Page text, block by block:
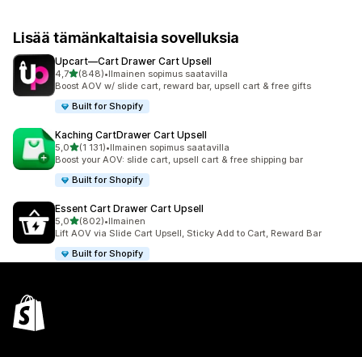
Lisää tämänkaltaisia sovelluksia
Upcart—Cart Drawer Cart Upsell
4,7/ 5 tähteä
(848)
848 arvostelua yhteensä
•Ilmainen sopimus saatavilla
Boost AOV w/ slide cart, reward bar, upsell cart & free gifts
Built for Shopify
Kaching CartDrawer Cart Upsell
5,0/ 5 tähteä
(1 131)
1131 arvostelua yhteensä
•Ilmainen sopimus saatavilla
Boost your AOV: slide cart, upsell cart & free shipping bar
Built for Shopify
Essent Cart Drawer Cart Upsell
5,0/ 5 tähteä
(802)
802 arvostelua yhteensä
•Ilmainen
Lift AOV via Slide Cart Upsell, Sticky Add to Cart, Reward Bar
Built for Shopify